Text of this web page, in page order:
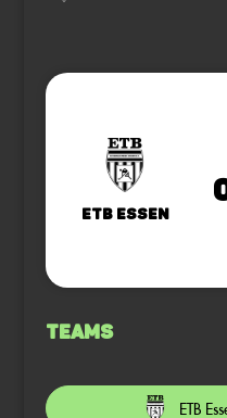
ETB Essen
Teams
ETB